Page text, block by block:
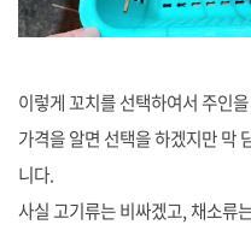
이렇게 꼬치를 선택하여서 주인
가격을 알면 선택을 하겠지만 막
니다.
사실 고기류는 비싸겠고, 채소류